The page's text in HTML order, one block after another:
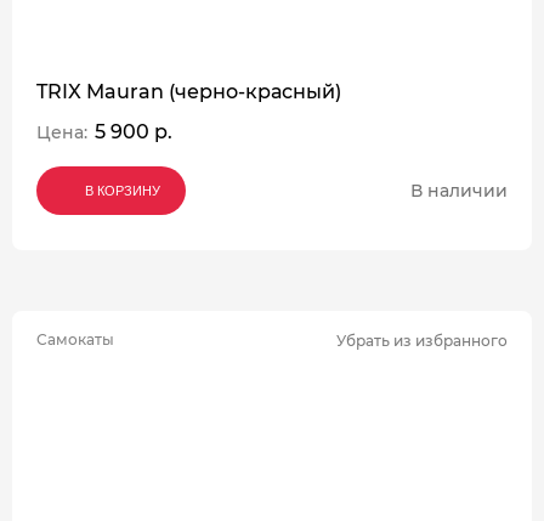
TRIX Mauran (черно-красный)
Цена: 5 900 р.
В КОРЗИНУ
В КОРЗИНУ
В КОРЗИНУ В наличии
Самокаты Убрать из избранного